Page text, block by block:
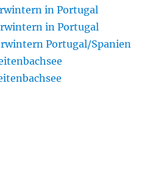
in Portugal
in Portugal
Portugal/Spanien